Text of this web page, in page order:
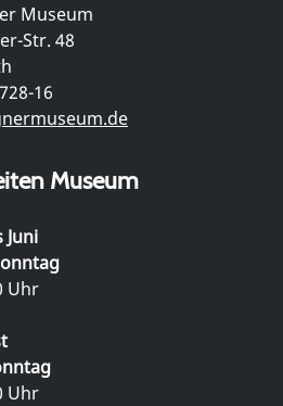
Museum
Str. 48
16
Museum
Juni
Uhr
Uhr